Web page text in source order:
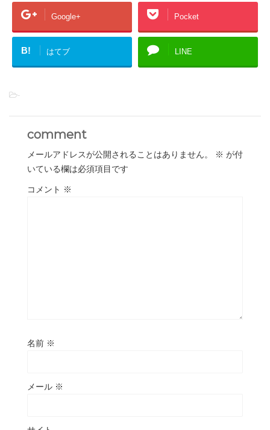
Google+ Pocket
B! はてブ LINE
-
comment
メールアドレスが公開されることはありません。 ※ が付
いている欄は必須項目です
コメント ※
名前 ※
メール ※